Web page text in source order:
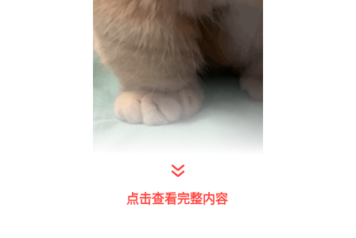
点击查看完整内容